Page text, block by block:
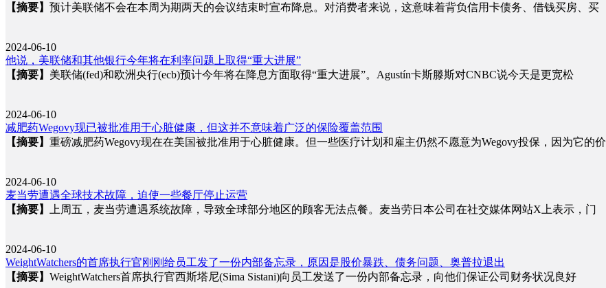
【摘要】 预计美联储不会在本周为期两天的会议结束时宣布降息。对消费者来说，这意味着背负信用卡债务、借钱买房、买
2024-06-10
他说，美联储和其他银行今年将在利率问题上取得“重大进展”
【摘要】 美联储(fed)和欧洲央行(ecb)预计今年将在降息方面取得“重大进展”。Agustín卡斯滕斯对CNBC说今天是更宽松
2024-06-10
减肥药Wegovy现已被批准用于心脏健康，但这并不意味着广泛的保险覆盖范围
【摘要】 重磅减肥药Wegovy现在在美国被批准用于心脏健康。但一些医疗计划和雇主仍然不愿意为Wegovy投保，因为它的价
2024-06-10
麦当劳遭遇全球技术故障，迫使一些餐厅停止运营
【摘要】
上周五，麦当劳遭遇系统故障，导致全球部分地区的顾客无法点餐。麦当劳日本公司在社交媒体网站X上表示，门
2024-06-10
WeightWatchers的首席执行官刚刚给员工发了一份内部备忘录，原因是股价暴跌、债务问题、奥普拉退出
【摘要】 WeightWatchers首席执行官西斯塔尼(Sima Sistani)向员工发送了一份内部备忘录，向他们保证公司财务状况良好